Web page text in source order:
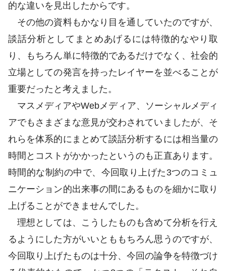
的な違いを見出したからです。
その他の資料もかなり目を通していたのですが、
談話分析としてまとめあげるには特徴的なやり取
り、もちろん単に特徴的であるだけでなく、社会的
立場としての発言を持ったレイヤーを並べることが
重要だったと考えました。
マスメディアやWebメディア、ソーシャルメディ
アでもさまざまな意見が交わされていましたが、そ
れらを体系的にまとめて談話分析するには相当量の
時間とコストがかかったというのも正直あります。
時間的な制約の中で、今回取り上げた3つのコミュ
ニケーション的出来事の間にあるものを細かに取り
上げることができませんでした。
理想としては、こうしたものも含めて分析を行え
るようにした方がいいとももちろん思うのですが、
今回取り上げたものは十分、今回の論争を特徴づけ